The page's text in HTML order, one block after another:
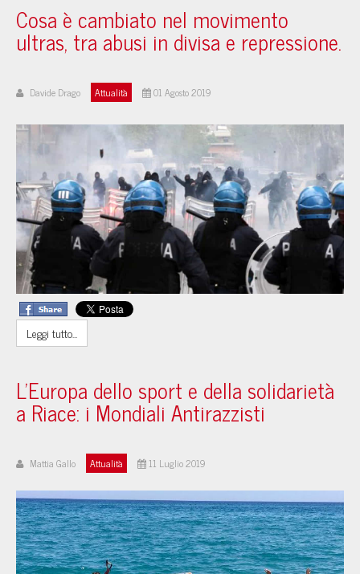
Cosa è cambiato nel movimento
ultras, tra abusi in divisa e repressione.
Davide Drago Attualità 01 Agosto 2019
Leggi tutto...
L'Europa dello sport e della solidarietà
a Riace: i Mondiali Antirazzisti
Mattia Gallo Attualità 11 Luglio 2019